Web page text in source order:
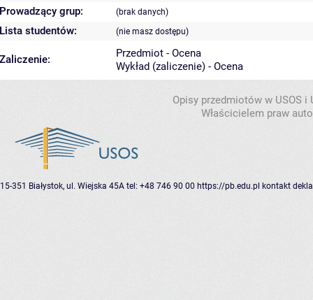
Prowadzący grup: (brak danych)
Lista studentów: (nie masz dostępu)
Zaliczenie:
Przedmiot - Ocena
Wykład (zaliczenie) - Ocena
Opisy przedmiotów w USOS
Właścicielem praw
15-351 Białystok, ul. Wiejska 45A tel: +48 746 90 00 https://pb.edu.pl kontakt